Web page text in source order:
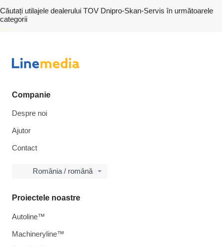
Căutați utilajele dealerului TOV Dnipro-Skan-Servis în următoarele
categorii
disallow-in-dsa
Companie
Despre noi
Ajutor
Contact
România / română
Proiectele noastre
Autoline™
Machineryline™